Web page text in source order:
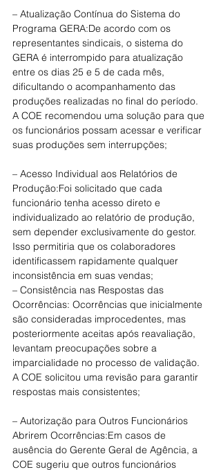
– Atualização Contínua do Sistema do
Programa GERA:De acordo com os
representantes sindicais, o sistema do
GERA é interrompido para atualização
entre os dias 25 e 5 de cada mês,
dificultando o acompanhamento das
produções realizadas no final do período.
A COE recomendou uma solução para que
os funcionários possam acessar e verificar
suas produções sem interrupções;
– Acesso Individual aos Relatórios de
Produção:Foi solicitado que cada
funcionário tenha acesso direto e
individualizado ao relatório de produção,
sem depender exclusivamente do gestor.
Isso permitiria que os colaboradores
identificassem rapidamente qualquer
inconsistência em suas vendas;
– Consistência nas Respostas das
Ocorrências: Ocorrências que inicialmente
são consideradas improcedentes, mas
posteriormente aceitas após reavaliação,
levantam preocupações sobre a
imparcialidade no processo de validação.
A COE solicitou uma revisão para garantir
respostas mais consistentes;
– Autorização para Outros Funcionários
Abrirem Ocorrências:Em casos de
ausência do Gerente Geral de Agência, a
COE sugeriu que outros funcionários